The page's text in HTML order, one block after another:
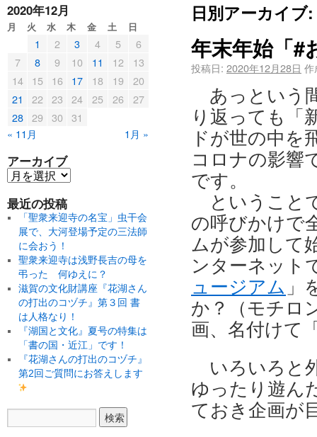
日別アーカイブ:
年末年始「#
投稿日: 2020年12月28日 作
あっという
り返っても「
ドが世の中を
コロナの影響
です。
ということ
の呼びかけで
ムが参加して
ンターネット
ュージアム 」
か？（モチロ
画、名付けて
いろいろと
ゆったり遊ん
ておき企画が
2020年12月
月 火 水 木 金 土 日
« 11月 1月 »
1 2 3 4 5
6
7
8 9 10 11 12
13
14
15 16 17 18 19
20
21
22 23 24 25 26
27
28
29 30 31
アーカイブ
最近の投稿
「聖衆来迎寺の名宝」虫干会
展で、大河登場予定の三法師
に会おう！
聖衆来迎寺は浅野長吉の母を
弔った 何ゆえに？
滋賀の文化財講座『花湖さん
の打出のコヅチ』第３回 書
は人格なり！
『湖国と文化』夏号の特集は
「書の国・近江」です！
『花湖さんの打出のコヅチ』
第2回ご質問にお答えします